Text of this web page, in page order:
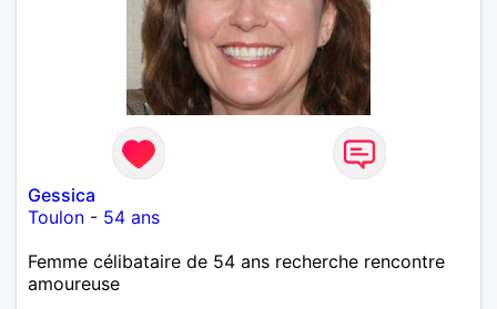
Gessica
Toulon - 54 ans
Femme célibataire de 54 ans recherche rencontre
amoureuse